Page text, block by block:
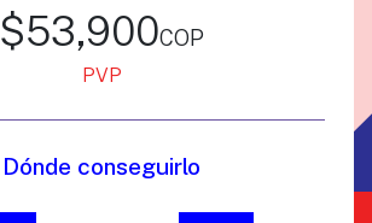
$53,900cop
PVP
Dónde conseguirlo